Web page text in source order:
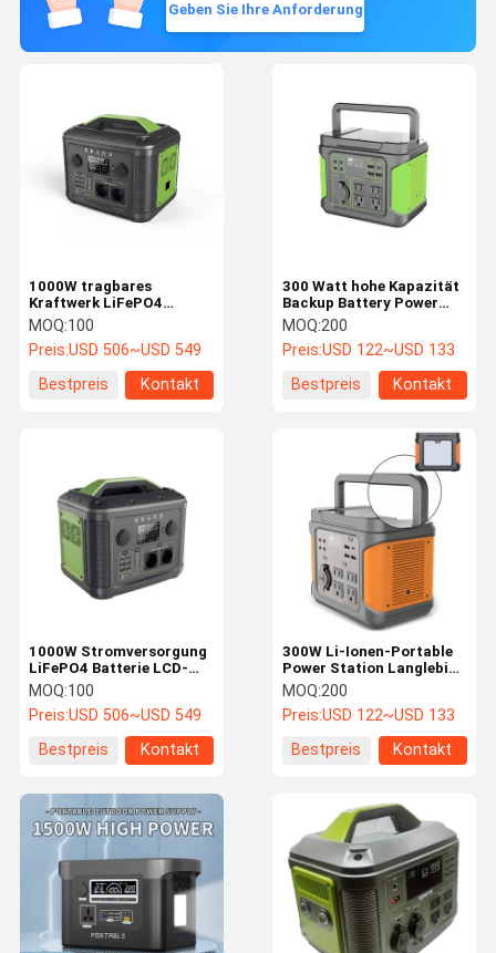
Geben Sie Ihre Anforderung
300 Watt hohe Kapazität
Backup Battery Power
Station für den
Außenbereich
MOQ:200
Preis:USD 122~USD 133
Bestpreis
Kontakt
1000W tragbares
Kraftwerk LiFePO4
Batterie 4
Wechselstromanschlüsse
Solar wiederaufladbar
MOQ:100
Preis:USD 506~USD 549
Bestpreis
Kontakt
300W Li-Ionen-Portable
Power Station Langlebige
Sicherung
MOQ:200
Preis:USD 122~USD 133
Bestpreis
Kontakt
1000W Stromversorgung
LiFePO4 Batterie LCD-
Display für Camping und
Notfall
MOQ:100
Preis:USD 506~USD 549
Bestpreis
Kontakt